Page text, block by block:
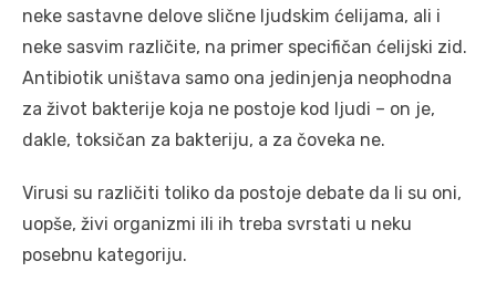
neke sastavne delove slične ljudskim ćelijama, ali i
neke sasvim različite, na primer specifičan ćelijski zid.
Antibiotik uništava samo ona jedinjenja neophodna
za život bakterije koja ne postoje kod ljudi – on je,
dakle, toksičan za bakteriju, a za čoveka ne.
Virusi su različiti toliko da postoje debate da li su oni,
uopše, živi organizmi ili ih treba svrstati u neku
posebnu kategoriju.